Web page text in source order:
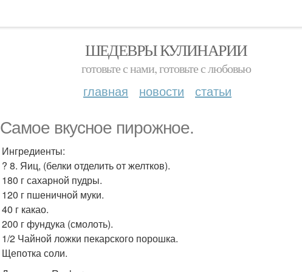
ШЕДЕВРЫ КУЛИНАРИИ
готовьте с нами, готовьте с любовью
главная новости статьи
Самое вкусное пирожное.
Ингредиенты:
? 8. Яиц, (белки отделить от желтков).
180 г сахарной пудры.
120 г пшеничной муки.
40 г какао.
200 г фундука (смолоть).
1/2 Чайной ложки пекарского порошка.
Щепотка соли.